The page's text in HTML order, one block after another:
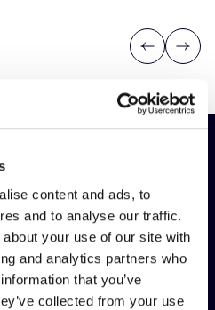
content and ads, to
and to analyse our traffic.
your use of our site with
and analytics partners who
that you’ve
collected from your use
Previous
Next
Newsletter
Laufenden!